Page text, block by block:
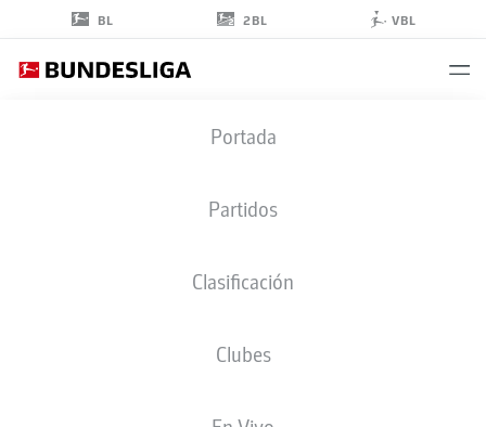
BL 2BL VBL
Portada
Partidos
Clasificación
Clubes